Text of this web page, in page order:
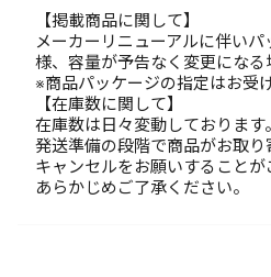
【掲載商品に関して】
メーカーリニューアルに伴い
様、容量が予告なく変更になる
※商品パッケージの指定はお受
【在庫数に関して】
在庫数は日々変動しております。
発送準備の段階で商品がお取
キャンセルをお願いすることが
あらかじめご了承ください。